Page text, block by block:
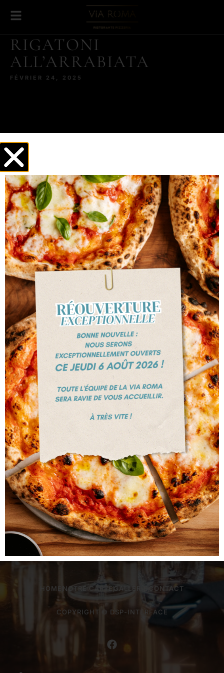
RIGATONI
ALL’ARRABIATA
FÉVRIER 24, 2025
Olives noires,
Piquant
+324 247 47 76
Chaussée de tongres, 516
4000 LIEGE
HORAIRE D'OUVERTURE
Ouvert tous les jours 12h00 à 14h00 et
de 18h00 à
sauf les mercredis et jeudi
Fermé Samedi midi
Commander avec Take-Away
HOME NOTRE CARTEGALLERIE CONTACT
COPYRIGHT © DSP-INTERFACE